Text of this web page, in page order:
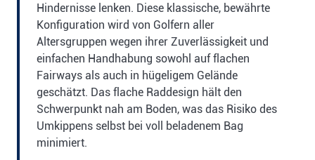
Hindernisse lenken. Diese klassische, bewährte
Konfiguration wird von Golfern aller
Altersgruppen wegen ihrer Zuverlässigkeit und
einfachen Handhabung sowohl auf flachen
Fairways als auch in hügeligem Gelände
geschätzt. Das flache Raddesign hält den
Schwerpunkt nah am Boden, was das Risiko des
Umkippens selbst bei voll beladenem Bag
minimiert.